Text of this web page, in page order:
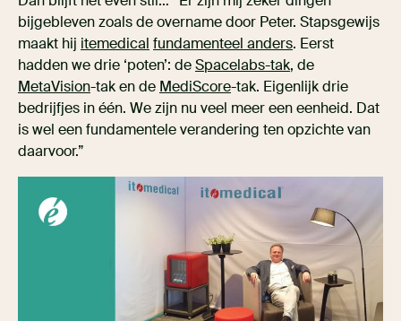
bijgebleven zoals de overname door Peter. Stapsgewijs
maakt hij itemedical fundamenteel anders. Eerst
hadden we drie ‘poten’: deSpacelabs-tak, de
MetaVision-tak en de MediScore-tak. Eigenlijk drie
bedrijfjes in één. We zijn nu veel meer een eenheid. Dat
is wel een fundamentele verandering ten opzichte van
daarvoor.”